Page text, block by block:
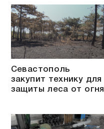
Севастополь
закупит технику для
защиты леса от огня